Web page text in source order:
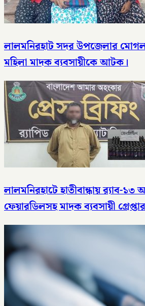
লালমনিরহাট সদর উপজেলার
মহিলা মাদক ব্যবসায়ীকে আটক।
লালমনিরহাটে হাতীবান্ধায় র‌্যাব-১৩
ফেয়ারডিলসহ মাদক ব্যবসায়ী